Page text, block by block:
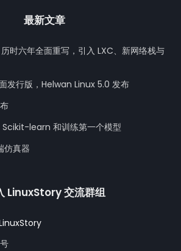
最新文章
时六年全面重写，引入 LXC、新网络栈与
发行版，Helwan Linux 5.0 发布
Scikit-learn 和训练第一个模型
仿真器
LinuxStory 交流群组